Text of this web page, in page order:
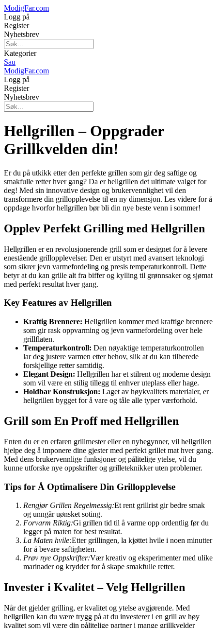
ModigFar.com
Logg på
Register
Nyhetsbrev
Kategorier
Sau
ModigFar.com
Logg på
Register
Nyhetsbrev
Hellgrillen – Oppgrader
Grillkvelden din!
Er du på utkikk etter den perfekte grillen som gir deg saftige og
smakfulle retter hver gang? Da er hellgrillen det ultimate valget for
deg! Med sin innovative design og brukervennlighet vil den
transformere din grillopplevelse til en ny dimensjon. Les videre for å
oppdage hvorfor hellgrillen bør bli din nye beste venn i sommer!
Opplev Perfekt Grilling med Hellgrillen
Hellgrillen er en revolusjonerende grill som er designet for å levere
enestående grillopplevelser. Den er utstyrt med avansert teknologi
som sikrer jevn varmefordeling og presis temperaturkontroll. Dette
betyr at du kan grille alt fra biffer og kylling til grønnsaker og sjømat
med perfekt resultat hver gang.
Key Features av Hellgrillen
Kraftig Brennere: Hellgrillen kommer med kraftige brennere
som gir rask oppvarming og jevn varmefordeling over hele
grillflaten.
Temperaturkontroll: Den nøyaktige temperaturkontrollen
lar deg justere varmen etter behov, slik at du kan tilberede
forskjellige retter samtidig.
Elegant Design: Hellgrillen har et stilrent og moderne design
som vil være en stilig tillegg til enhver uteplass eller hage.
Holdbar Konstruksjon: Laget av høykvalitets materialer, er
hellgrillen bygget for å vare og tåle alle typer værforhold.
Grill som En Proff med Hellgrillen
Enten du er en erfaren grillmester eller en nybegynner, vil hellgrillen
hjelpe deg å imponere dine gjester med perfekt grillet mat hver gang.
Med dens brukervennlige funksjoner og pålitelige ytelse, vil du
kunne utforske nye oppskrifter og grilleteknikker uten problemer.
Tips for Å Optimalisere Din Grillopplevelse
Rengjør Grillen Regelmessig:Et rent grillrist gir bedre smak
og unngår uønsket soting.
Forvarm Riktig:Gi grillen tid til å varme opp ordentlig før du
legger på maten for best resultat.
La Maten hvile:Etter grillingen, la kjøttet hvile i noen minutter
for å bevare saftigheten.
Prøv nye Oppskrifter:Vær kreativ og eksperimenter med ulike
marinader og krydder for å skape smakfulle retter.
Invester i Kvalitet – Velg Hellgrillen
Når det gjelder grilling, er kvalitet og ytelse avgjørende. Med
hellgrillen kan du være trygg på at du investerer i en grill av høy
kvalitet som vil være din pålitelige partner i mange grillkvelder